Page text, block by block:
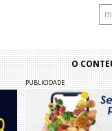
O
PUBLICIDADE